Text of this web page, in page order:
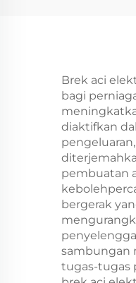
Brek aci
bagi
diaktifkan
pembuatan
bergerak
sambungan
tugas-tugas